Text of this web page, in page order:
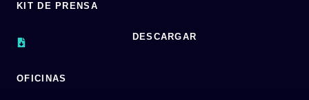
KIT DE PRENSA
DESCARGAR
OFICINAS